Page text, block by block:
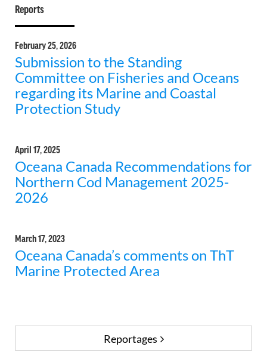
Reports
February 25, 2026
Submission to the Standing
Committee on Fisheries and Oceans
regarding its Marine and Coastal
Protection Study
April 17, 2025
Oceana Canada Recommendations for
Northern Cod Management 2025-
2026
March 17, 2023
Oceana Canada’s comments on ThT
Marine Protected Area
Reportages